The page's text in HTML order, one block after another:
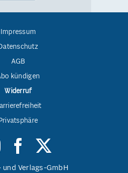
Impressum
AGB
kündigen
Widerruf
Privatsphäre
Verlags-GmbH